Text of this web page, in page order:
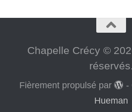
Chapelle Crécy ©
réservés.
Fièrement propulsé par -
Hueman